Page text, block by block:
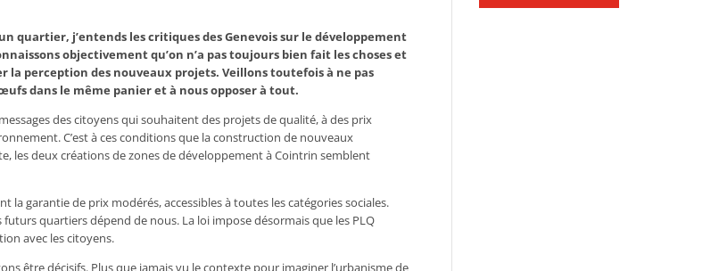
quartier, j’entends les critiques des Genevois sur le développement
objectivement qu’on n’a pas toujours bien fait les choses et
perception des nouveaux projets. Veillons toutefois à ne pas
dans le même panier et à nous opposer à tout.
des citoyens qui souhaitent des projets de qualité, à des prix
C’est à ces conditions que la construction de nouveaux
les deux créations de zones de développement à Cointrin semblent
la garantie de prix modérés, accessibles à toutes les catégories sociales.
futurs quartiers dépend de nous. La loi impose désormais que les PLQ
avec les citoyens.
être décisifs. Plus que jamais vu le contexte pour imaginer l’urbanisme de